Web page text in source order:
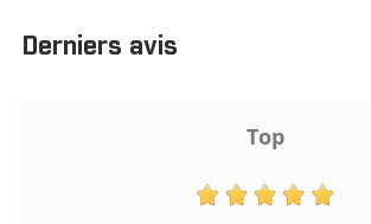
Derniers avis
Top